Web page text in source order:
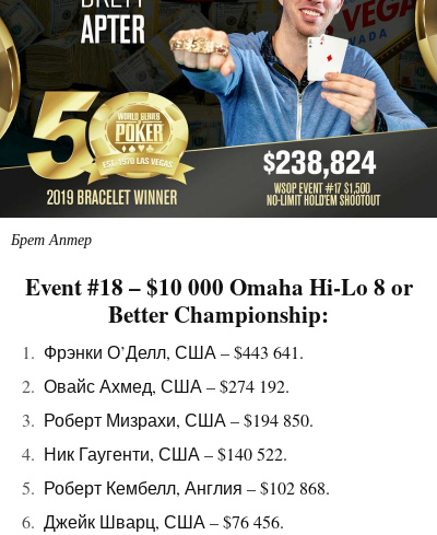
Брет Аптер
Event #18 – $10 000 Omaha Hi-Lo 8 or
Better Championship:
Фрэнки О’Делл, США – $443 641.
Овайс Ахмед, США – $274 192.
Роберт Мизрахи, США – $194 850.
Ник Гаугенти, США – $140 522.
Роберт Кембелл, Англия – $102 868.
Джейк Шварц, США – $76 456.